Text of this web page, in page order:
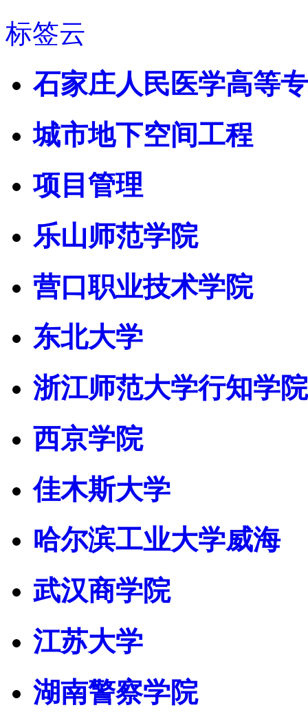
标签云
石家庄人民医学高等
城市地下空间工程
项目管理
乐山师范学院
营口职业技术学院
东北大学
浙江师范大学行知学院
西京学院
佳木斯大学
哈尔滨工业大学威海
武汉商学院
江苏大学
湖南警察学院